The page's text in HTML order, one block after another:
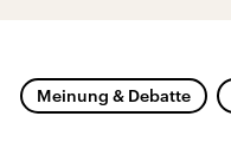
Meinung & Debatte